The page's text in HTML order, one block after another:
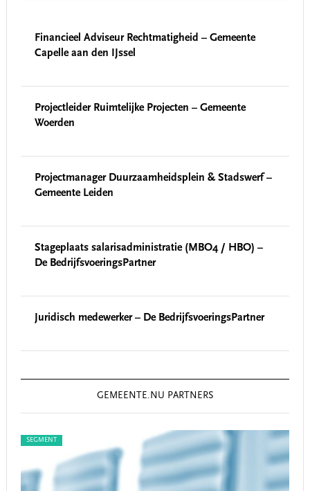
Financieel Adviseur Rechtmatigheid – Gemeente
Capelle aan den IJssel
Projectleider Ruimtelijke Projecten – Gemeente
Woerden
Projectmanager Duurzaamheidsplein & Stadswerf –
Gemeente Leiden
Stageplaats salarisadministratie (MBO4 / HBO) –
De BedrijfsvoeringsPartner
Juridisch medewerker – De BedrijfsvoeringsPartner
GEMEENTE.NU PARTNERS
SEGMENT